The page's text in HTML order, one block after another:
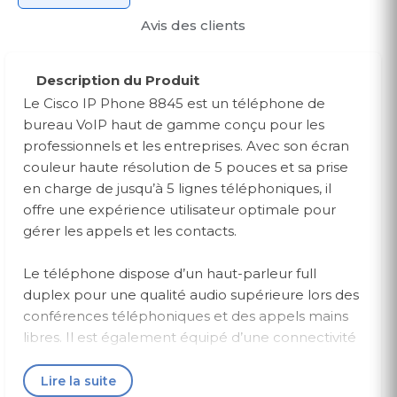
Avis des clients
Description du Produit
Le Cisco IP Phone 8845 est un téléphone de
bureau VoIP haut de gamme conçu pour les
professionnels et les entreprises. Avec son écran
couleur haute résolution de 5 pouces et sa prise
en charge de jusqu’à 5 lignes téléphoniques, il
offre une expérience utilisateur optimale pour
gérer les appels et les contacts.
Le téléphone dispose d’un haut-parleur full
duplex pour une qualité audio supérieure lors des
conférences téléphoniques et des appels mains
libres. Il est également équipé d’une connectivité
d’autres appareils.
Lire la suite